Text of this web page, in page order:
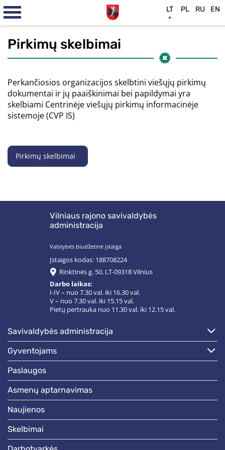
Pirkimų skelbimai
Perkančiosios organizacijos skelbtini viešųjų pirkimų
dokumentai ir jų paaiškinimai bei papildymai yra
skelbiami Centrinėje viešųjų pirkimų informacinėje
sistemoje (CVP IS)
Pirkimų skelbimai
Vilniaus rajono savivaldybės
administracija
Valstybės biudžetinė įstaiga
Įstaigos kodas: 188708224
Rinktinės g. 50, LT-09318 Vilnius
Darbo laikas:
I-IV – nuo 7.30 val. iki 16.30 val.
V – nuo 7.30 val. iki 15.15 val.
Pietų pertrauka nuo 11.30 val. iki 12.15 val.
savivaldybės administracija
gyventojams
paslaugos
asmenų aptarnavimas
naujienos
skelbimai
LT PL RU EN